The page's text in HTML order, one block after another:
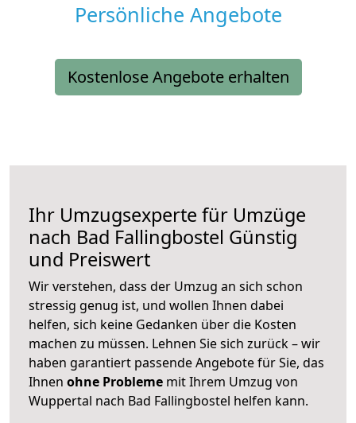
Persönliche Angebote
Kostenlose Angebote erhalten
Ihr Umzugsexperte für Umzüge
nach Bad Fallingbostel Günstig
und Preiswert
Wir verstehen, dass der Umzug an sich schon
stressig genug ist, und wollen Ihnen dabei
helfen, sich keine Gedanken über die Kosten
machen zu müssen. Lehnen Sie sich zurück – wir
haben garantiert passende Angebote für Sie, das
Ihnen ohne Probleme mit Ihrem Umzug von
Wuppertal nach Bad Fallingbostel helfen kann.